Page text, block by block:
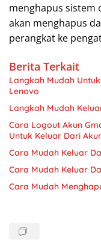
menghapus sistem
akan menghapus
perangkat ke
Berita Terkait
Langkah Mudah
Lenovo
Langkah Mudah
Cara Logout Akun
Untuk Keluar Dari
Cara Mudah Keluar
Cara Mudah Keluar
Cara Mudah